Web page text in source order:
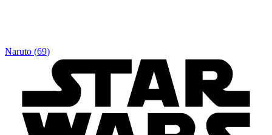
Naruto (69)